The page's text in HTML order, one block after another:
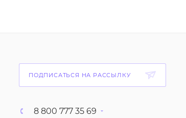
ПОДПИСАТЬСЯ НА РАССЫЛКУ
8 800 777 35 69